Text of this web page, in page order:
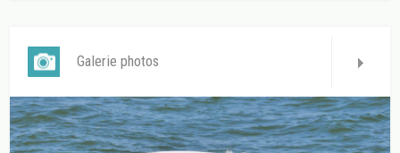
Galerie photos